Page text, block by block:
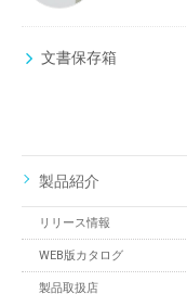
文書保存箱
製品紹介
リリース情報
WEB版カタログ
製品取扱店